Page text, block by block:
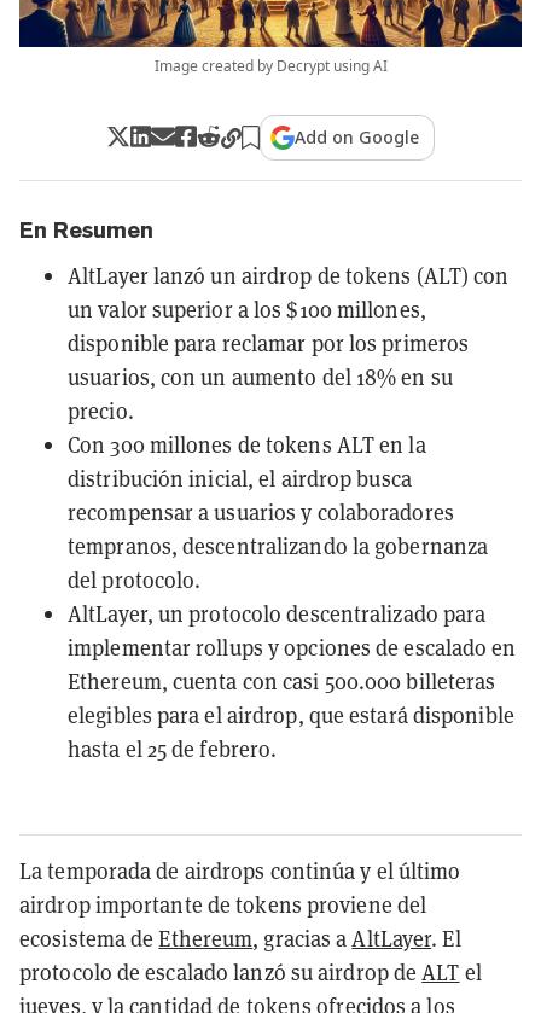
Image created by Decrypt using AI
Add on Google
En Resumen
AltLayer lanzó un airdrop de tokens (ALT) con
un valor superior a los $100 millones,
disponible para reclamar por los primeros
usuarios, con un aumento del 18% en su
precio.
Con 300 millones de tokens ALT en la
distribución inicial, el airdrop busca
recompensar a usuarios y colaboradores
tempranos, descentralizando la gobernanza
del protocolo.
AltLayer, un protocolo descentralizado para
implementar rollups y opciones de escalado en
Ethereum, cuenta con casi 500.000 billeteras
elegibles para el airdrop, que estará disponible
hasta el 25 de febrero.
La temporada de airdrops continúa y el último
airdrop importante de tokens proviene del
ecosistema deEthereum, gracias aAltLayer. El
protocolo de escalado lanzó su airdrop deALT el
jueves, y la cantidad de tokens ofrecidos a los